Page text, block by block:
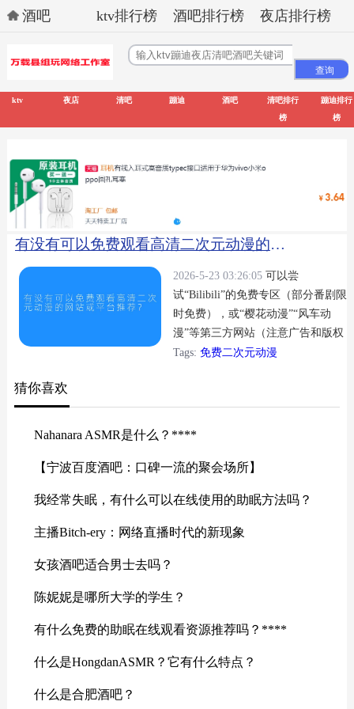
酒吧 ktv排行榜 酒吧排行榜 夜店排行榜
ktv 夜店 清吧 蹦迪 酒吧
清吧排行
榜
蹦迪排行
榜
有没有可以免费观看高清二次元动漫的网站或平台推荐？
2026-5-23 03:26:05 可以尝
试“Bilibili”的免费专区（部分番剧限
时免费），或“樱花动漫”“风车动
漫”等第三方网站（注意广告和版权
风险），另外“动漫之家”提供免费
Tags: 免费二次元动漫
猜你喜欢
Nahanara ASMR是什么？****
【宁波百度酒吧：口碑一流的聚会场所】
我经常失眠，有什么可以在线使用的助眠方法吗？
主播Bitch-ery：网络直播时代的新现象
女孩酒吧适合男士去吗？
陈妮妮是哪所大学的学生？
有什么免费的助眠在线观看资源推荐吗？****
什么是HongdanASMR？它有什么特点？
什么是合肥酒吧？